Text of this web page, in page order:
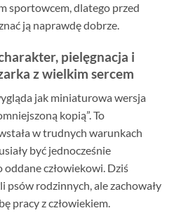
sportowcem, dlatego przed
ją naprawdę dobrze.
pielęgnacja i
z wielkim sercem
jak miniaturowa wersja
kopią”. To
w trudnych warunkach
być jednocześnie
człowiekowi. Dziś
psów rodzinnych, ale zachowały
pracy z człowiekiem.